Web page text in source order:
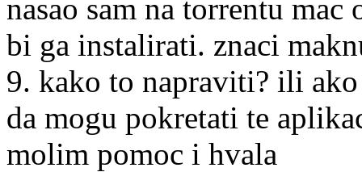
nasao sam na torrentu
bi ga instalirati. znaci
9. kako to napraviti? ili
da mogu pokretati te
molim pomoc i hvala